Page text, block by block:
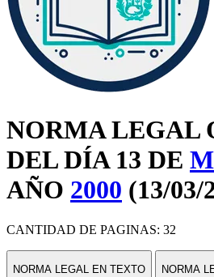
NORMA LEGAL
DEL DÍA 13 DE
AÑO 2000 (13/03/
CANTIDAD DE PAGINAS: 32
NORMA LEGAL EN TEXTO NORMA